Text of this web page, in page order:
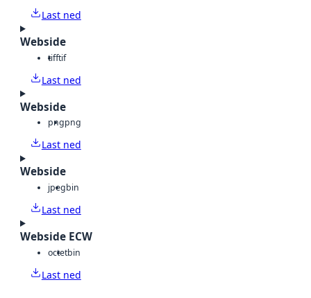
Last ned
Webside
tifftif
Last ned
Webside
pngpng
Last ned
Webside
jpegbin
Last ned
Webside ECW
octetbin
Last ned